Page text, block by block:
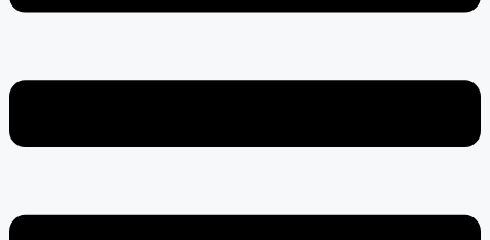
Devenir membre